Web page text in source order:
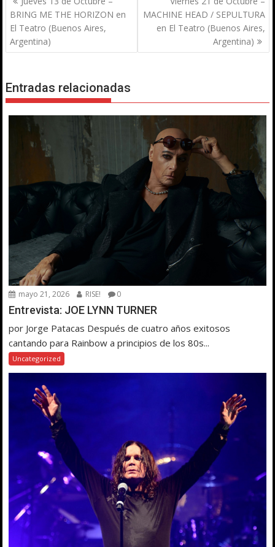
de
entradas
BRING ME THE HORIZON en
El Teatro (Buenos Aires,
Argentina)
MACHINE HEAD / SEPULTURA
en El Teatro (Buenos Aires,
Argentina)
Entradas relacionadas
mayo 21, 2026 RISE! 0
Entrevista: JOE LYNN TURNER
por Jorge Patacas Después de cuatro años exitosos
cantando para Rainbow a principios de los 80s...
Uncategorized